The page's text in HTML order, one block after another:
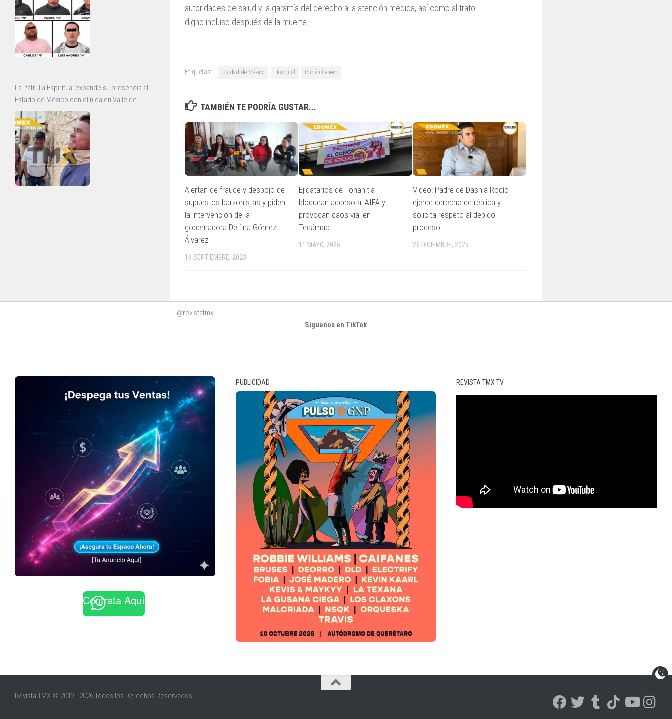
autoridades de salud y la garantía del derecho a la atención médica, así como al trato
digno incluso después de la muerte.
Etiquetas: Ciudad de México Hospital Rubén Leñero
TAMBIÉN TE PODRÍA GUSTAR...
Alertan de fraude y despojo de
supuestos barzonistas y piden
la intervención de la
gobernadora Delfina Gómez
Álvarez
19 SEPTIEMBRE, 2023
Ejidatarios de Tonanitla
bloquean acceso al AIFA y
provocan caos vial en
Tecámac
11 MAYO, 2026
Video: Padre de Dashia Rocío
ejerce derecho de réplica y
solicita respeto al debido
proceso
26 DICIEMBRE, 2025
La Patrulla Espiritual expande su presencia al
Estado de México con clínica en Valle de
Chalco y jornadas de rescate en Ecatepec
@revistatmx
Siguenos en TikTok
Contrata Aquí
PUBLICIDAD REVISTA TMX TV
Revista TMX © 2012 - 2026 Todos los Derechos Reservados